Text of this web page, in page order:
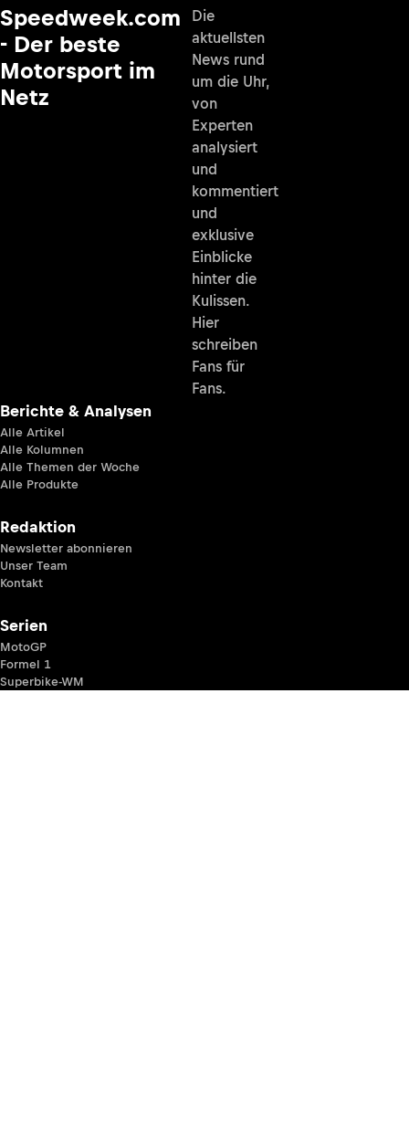
Speedweek.com
- Der beste
Motorsport im
Netz
Die
aktuellsten
News rund
um die Uhr,
von
Experten
analysiert
und
kommentiert
und
exklusive
Einblicke
hinter die
Kulissen.
Hier
schreiben
Fans für
Fans.
Berichte & Analysen
Alle Artikel
Alle Kolumnen
Alle Themen der Woche
Alle Produkte
Redaktion
Newsletter abonnieren
Unser Team
Kontakt
Serien
MotoGP
Formel 1
Superbike-WM